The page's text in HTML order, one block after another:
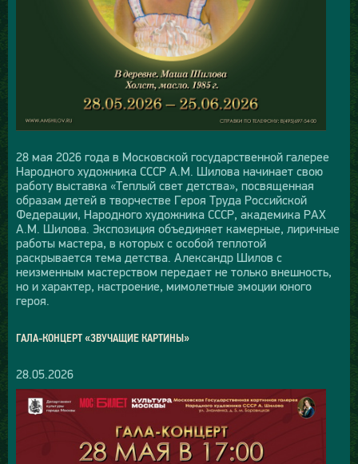
28 мая 2026 года в Московской государственной галерее
Народного художника СССР А.М. Шилова начинает свою
работу выставка «Теплый свет детства», посвященная
образам детей в творчестве Героя Труда Российской
Федерации, Народного художника СССР, академика РАХ
А.М. Шилова. Экспозиция объединяет камерные, лиричные
работы мастера, в которых с особой теплотой
раскрывается тема детства. Александр Шилов с
неизменным мастерством передает не только внешность,
но и характер, настроение, мимолетные эмоции юного
героя.
ГАЛА-КОНЦЕРТ «ЗВУЧАЩИЕ КАРТИНЫ»
28.05.2026